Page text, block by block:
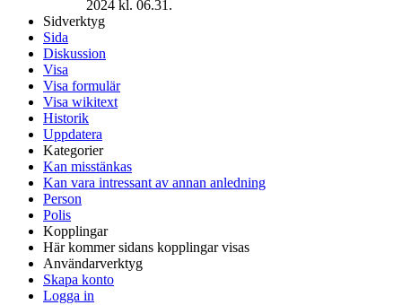
2024 kl. 06.31.
Sidverktyg
Sida
Diskussion
Visa
Visa formulär
Visa wikitext
Historik
Uppdatera
Kategorier
Kan misstänkas
Kan vara intressant av annan anledning
Person
Polis
Kopplingar
Här kommer sidans kopplingar visas
Användarverktyg
Skapa konto
Logga in